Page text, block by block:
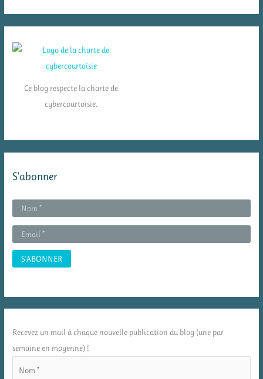
Ce blog respecte la charte de
cybercourtoisie.
S’abonner
Recevez un mail à chaque nouvelle publication du blog (une par
semaine en moyenne) !